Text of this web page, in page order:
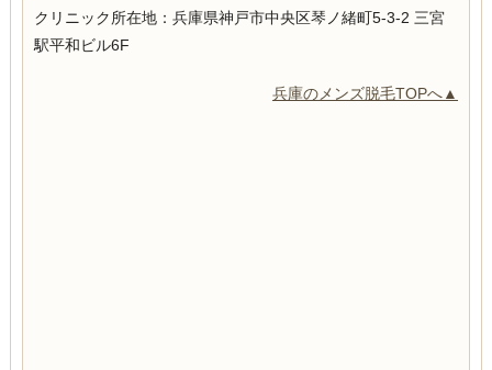
クリニック所在地：兵庫県神戸市中央区琴ノ緒町5-3-2 三宮
駅平和ビル6F
兵庫のメンズ脱毛TOPへ▲